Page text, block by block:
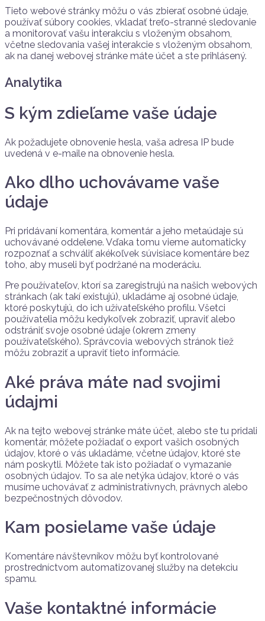
Tieto webové stránky môžu o vás zbierať osobné údaje,
používať súbory cookies, vkladať treťo-stranné sledovanie
a monitorovať vašu interakciu s vloženým obsahom,
včetne sledovania vašej interakcie s vloženým obsahom,
ak na danej webovej stránke máte účet a ste prihlásený.
Analytika
S kým zdieľame vaše údaje
Ak požadujete obnovenie hesla, vaša adresa IP bude
uvedená v e-maile na obnovenie hesla.
Ako dlho uchovávame vaše
údaje
Pri pridávaní komentára, komentár a jeho metaúdaje sú
uchovávané oddelene. Vďaka tomu vieme automaticky
rozpoznať a schváliť akékoľvek súvisiace komentáre bez
toho, aby museli byť podržané na moderáciu.
Pre používateľov, ktorí sa zaregistrujú na našich webových
stránkach (ak takí existujú), ukladáme aj osobné údaje,
ktoré poskytujú, do ich užívateľského profilu. Všetci
používatelia môžu kedykoľvek zobraziť, upraviť alebo
odstrániť svoje osobné údaje (okrem zmeny
používateľského). Správcovia webových stránok tiež
môžu zobraziť a upraviť tieto informácie.
Aké práva máte nad svojimi
údajmi
Ak na tejto webovej stránke máte účet, alebo ste tu pridali
komentár, môžete požiadať o export vašich osobných
údajov, ktoré o vás ukladáme, včetne údajov, ktoré ste
nám poskytli. Môžete tak isto požiadať o vymazanie
osobných údajov. To sa ale netýka údajov, ktoré o vás
musíme uchovávať z administratívnych, právnych alebo
bezpečnostných dôvodov.
Kam posielame vaše údaje
Komentáre návštevníkov môžu byť kontrolované
prostredníctvom automatizovanej služby na detekciu
spamu.
Vaše kontaktné informácie